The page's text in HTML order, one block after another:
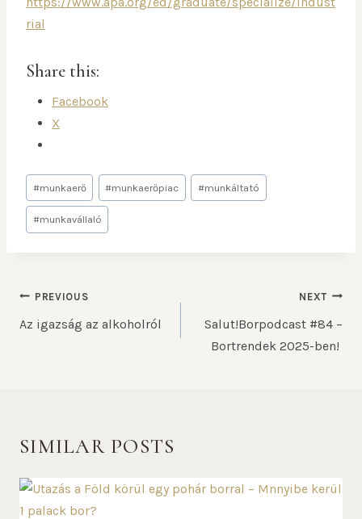
rial
Share this:
Facebook
X
#munkaerő #munkaerőpiac #munkáltató
#munkavállaló
PREVIOUS
Az igazság az alkoholról
NEXT
Salut!Borpodcast #84 –
Bortrendek 2025-ben!
SIMILAR POSTS